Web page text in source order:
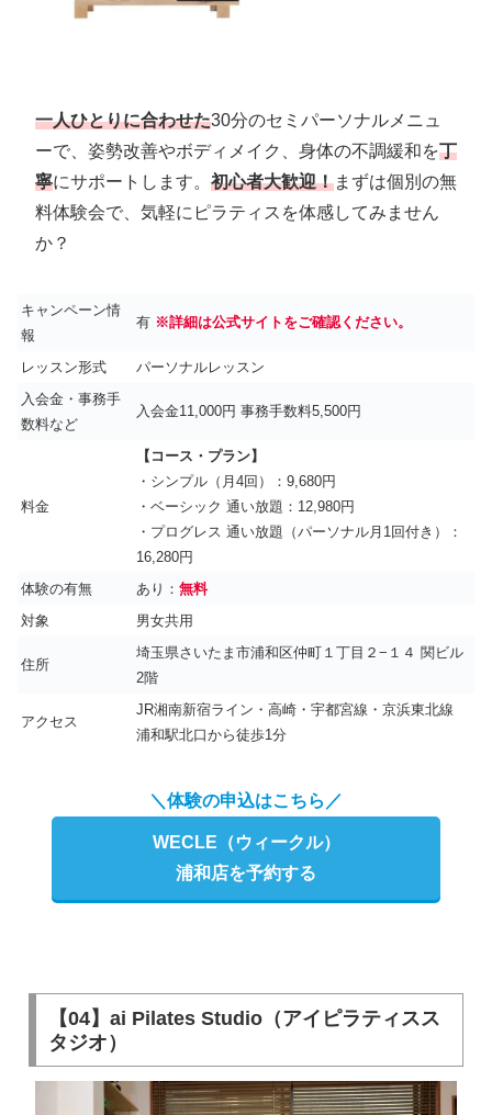
一人ひとりに合わせた30分のセミパーソナルメニュ
ーで、姿勢改善やボディメイク、身体の不調緩和を丁
寧にサポートします。 初心者大歓迎！まずは個別の無
料体験会で、気軽にピラティスを体感してみません
か？
キャンペーン情
報
有 ※詳細は公式サイトをご確認ください。
レッスン形式
パーソナルレッスン
入会金・事務手
数料など
入会金11,000円 事務手数料5,500円
料金
【コース・プラン】
・シンプル（月4回）：9,680円
・ベーシック 通い放題：12,980円
・プログレス 通い放題（パーソナル月1回付き）：
16,280円
体験の有無
あり： 無料
対象
男女共用
住所
埼玉県さいたま市浦和区仲町１丁目２−１４ 関ビル
2階
アクセス
JR湘南新宿ライン・高崎・宇都宮線・京浜東北線
浦和駅北口から徒歩1分
＼体験の申込はこちら／
WECLE（ウィークル）
浦和店を予約する
【04】ai Pilates Studio（アイピラティスス
タジオ）